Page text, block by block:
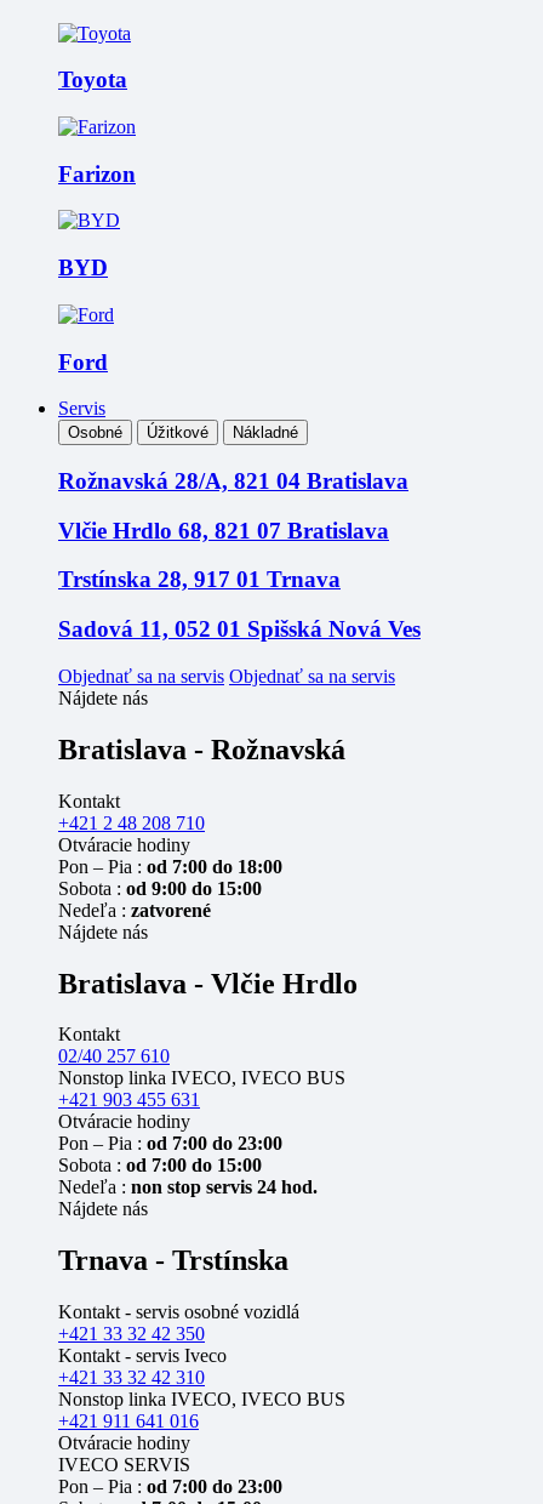
Toyota
Farizon
BYD
Ford
Servis
Osobné Úžitkové Nákladné
Rožnavská 28/A, 821 04 Bratislava
Vlčie Hrdlo 68, 821 07 Bratislava
Trstínska 28, 917 01 Trnava
Sadová 11, 052 01 Spišská Nová Ves
Objednať sa na servis Objednať sa na servis
Nájdete nás
Bratislava - Rožnavská
Kontakt
+421 2 48 208 710
Otváracie hodiny
Pon – Pia : od 7:00 do 18:00
Sobota : od 9:00 do 15:00
Nedeľa : zatvorené
Nájdete nás
Bratislava - Vlčie Hrdlo
Kontakt
02/40 257 610
Nonstop linka IVECO, IVECO BUS
+421 903 455 631
Otváracie hodiny
Pon – Pia : od 7:00 do 23:00
Sobota : od 7:00 do 15:00
Nedeľa : non stop servis 24 hod.
Nájdete nás
Trnava - Trstínska
Kontakt - servis osobné vozidlá
+421 33 32 42 350
Kontakt - servis Iveco
+421 33 32 42 310
Nonstop linka IVECO, IVECO BUS
+421 911 641 016
Otváracie hodiny
IVECO SERVIS
Pon – Pia : od 7:00 do 23:00